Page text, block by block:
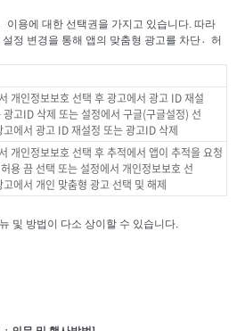
용에 대한 선택권을 가지고 있습니다. 따라
설정 변경을 통해 앱의 맞춤형 광고를 차단허〮
개인정보보호 선택 후 광고에서 광고 ID 재설
광고ID 삭제 또는 설정에서 구글(구글설정) 선
고에서 광고 ID 재설정 또는 광고ID 삭제
개인정보보호 선택 후 추적에서 앱이 추적을 요청
용 끔 선택 또는 설정에서 개인정보보호 선
고에서 개인 맞춤형 광고 선택 및 해제
및 방법이 다소 상이할 수 있습니다.